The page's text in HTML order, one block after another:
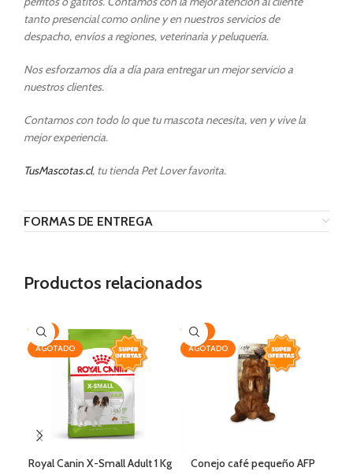
tanto presencial como online y en nuestros servicios de
despacho, envíos a regiones, veterinaria y peluquería.
Nos esforzamos día a día para entregar un mejor servicio a
nuestros clientes.
Contamos con todo lo que tu mascota necesita, ven y vive la
mejor experiencia.
TusMascotas.cl, tu tienda Pet Lover favorita.
FORMAS DE ENTREGA
Productos relacionados
-7%
AGOTADO
Royal Canin X-Small Adult 1 Kg
-25%
AGOTADO
Conejo café pequeño AFP